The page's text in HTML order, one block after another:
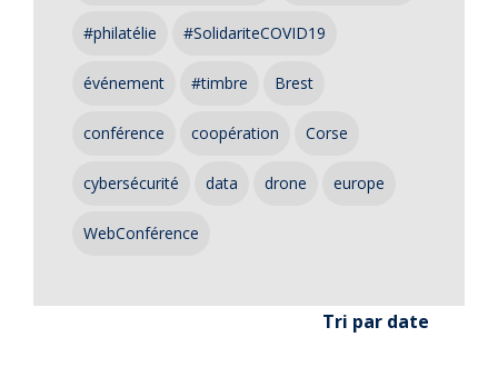
#philatélie #SolidariteCOVID19
événement #timbre Brest
conférence coopération Corse
cybersécurité data drone europe
WebConférence
Tri par date